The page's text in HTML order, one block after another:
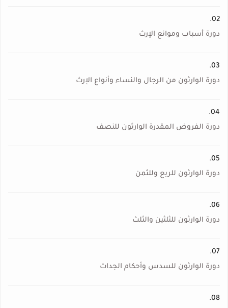
02.
دورة أسباب وموانع الإرث
03.
دورة الوارثون من الرجال والنساء وأنواع الإرث
04.
دورة الفروض المقدرة الوارثون للنصف
05.
دورة الوارثون للربع وللثمن
06.
دورة الوارثون للثلثين والثلث
07.
دورة الوارثون للسدس وأحكام الجدات
08.